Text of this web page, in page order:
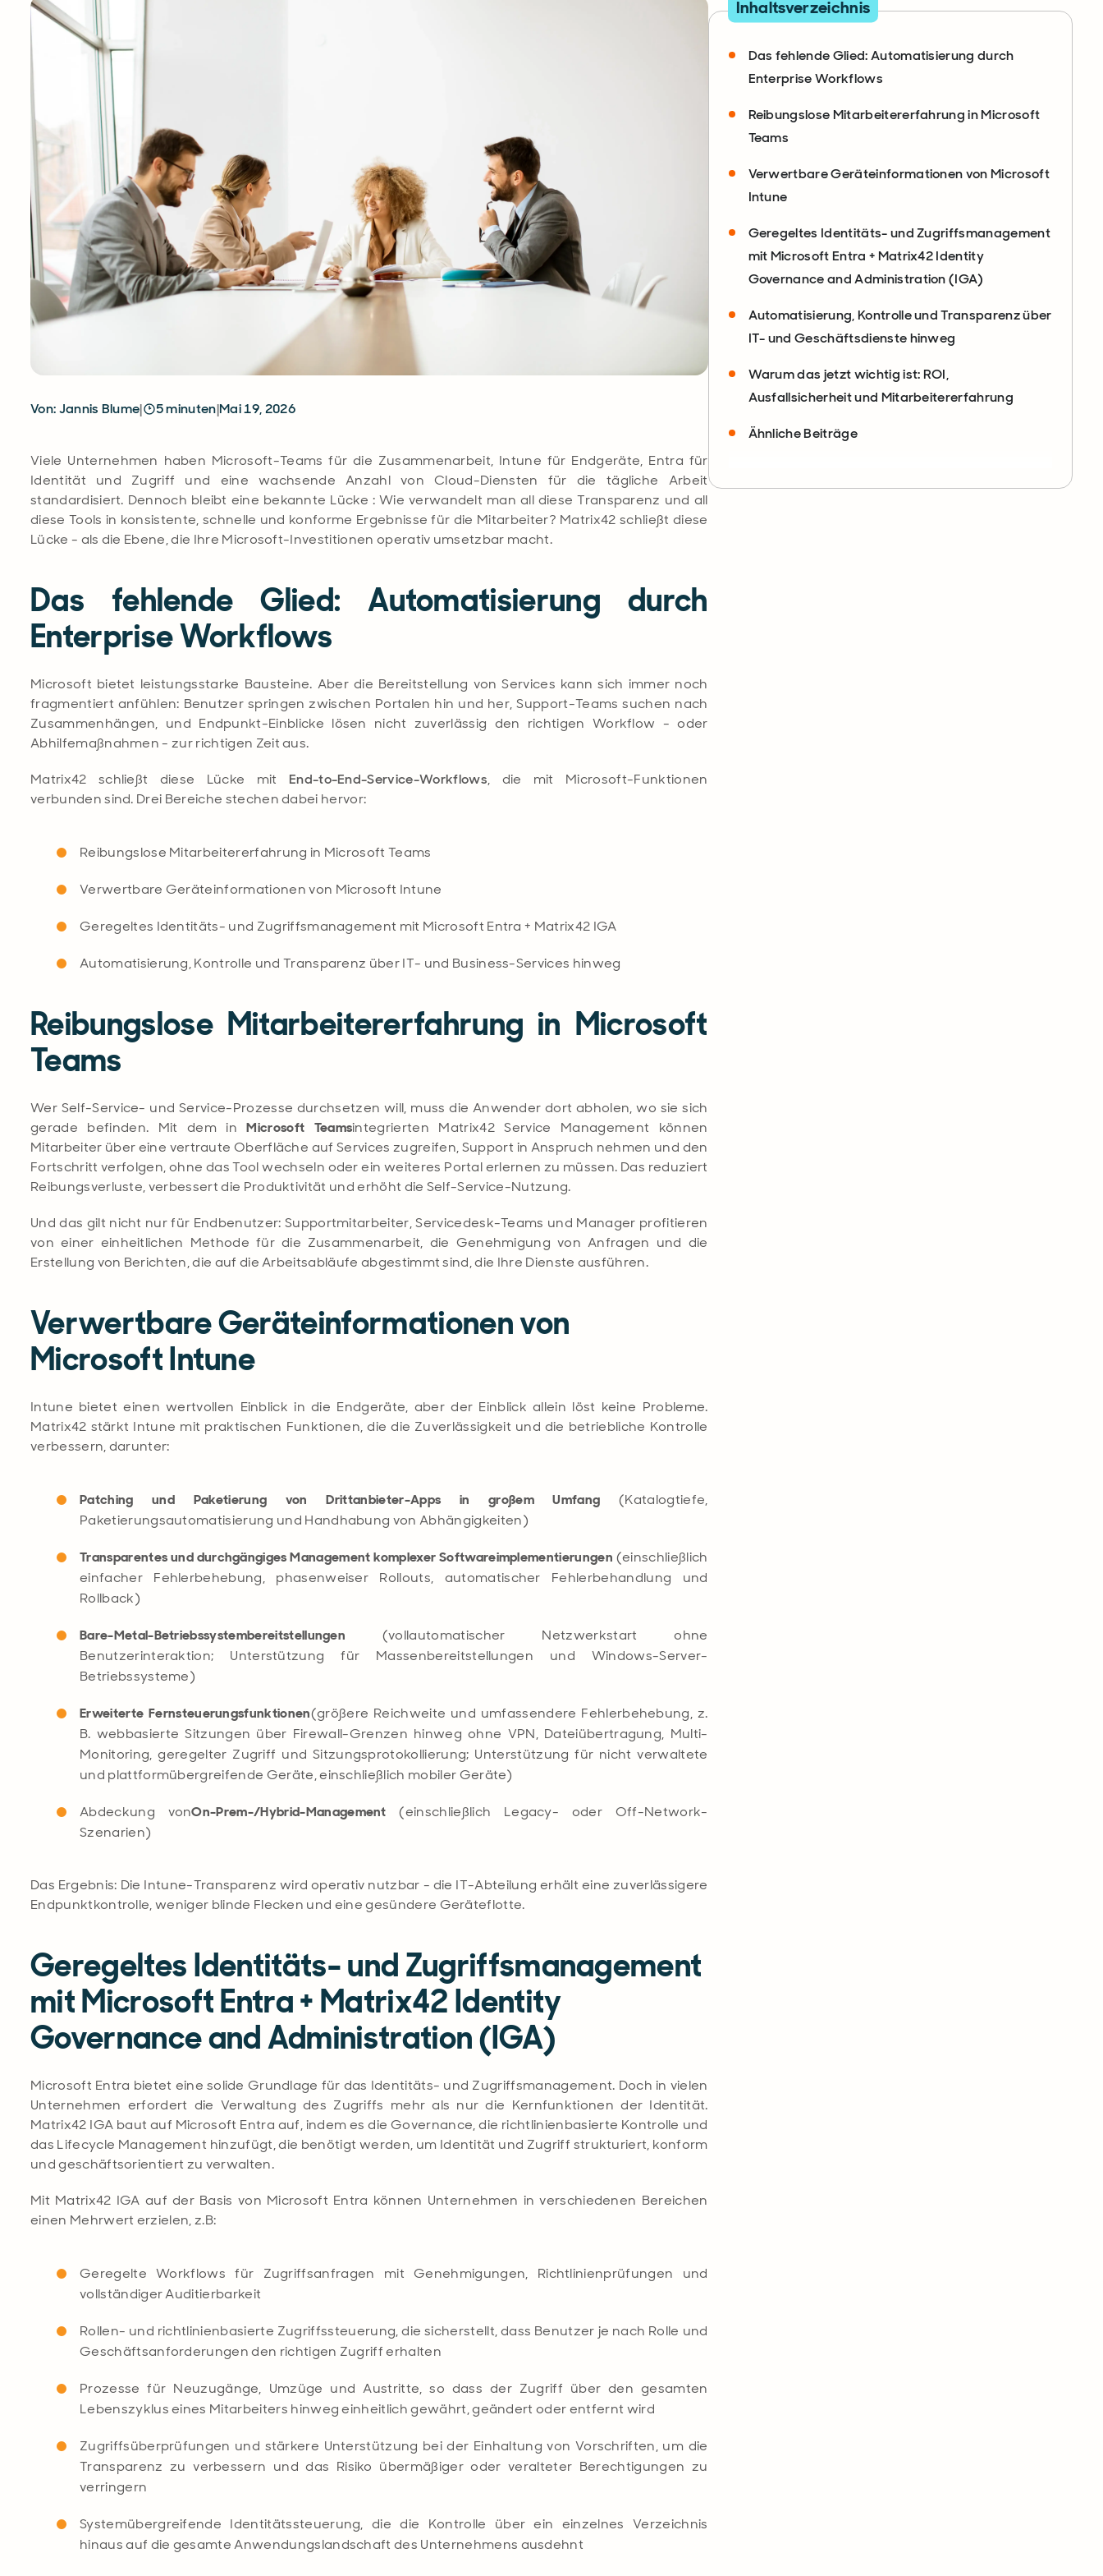
Von: Jannis Blume| 5 minuten|Mai 19, 2026
Viele Unternehmen haben Microsoft-Teams für die Zusammenarbeit, Intune für Endgeräte, Entra für
Identität und Zugriff und eine wachsende Anzahl von Cloud-Diensten für die tägliche Arbeit
standardisiert. Dennoch bleibt eine bekannte Lücke : Wie verwandelt man all diese Transparenz und all
diese Tools in konsistente, schnelle und konforme Ergebnisse für die Mitarbeiter? Matrix42 schließt diese
Lücke - als die Ebene, die Ihre Microsoft-Investitionen operativ umsetzbar macht.
Das fehlende Glied: Automatisierung durch
Enterprise Workflows
Microsoft bietet leistungsstarke Bausteine. Aber die Bereitstellung von Services kann sich immer noch
fragmentiert anfühlen: Benutzer springen zwischen Portalen hin und her, Support-Teams suchen nach
Zusammenhängen, und Endpunkt-Einblicke lösen nicht zuverlässig den richtigen Workflow - oder
Abhilfemaßnahmen - zur richtigen Zeit aus.
Matrix42 schließt diese Lücke mit End-to-End-Service-Workflows, die mit Microsoft-Funktionen
verbunden sind. Drei Bereiche stechen dabei hervor:
Reibungslose Mitarbeitererfahrung in Microsoft Teams
Verwertbare Geräteinformationen von Microsoft Intune
Geregeltes Identitäts- und Zugriffsmanagement mit Microsoft Entra + Matrix42 IGA
Automatisierung, Kontrolle und Transparenz über IT- und Business-Services hinweg
Reibungslose Mitarbeitererfahrung in Microsoft
Teams
Wer Self-Service- und Service-Prozesse durchsetzen will, muss die Anwender dort abholen, wo sie sich
gerade befinden. Mit dem inMicrosoft Teamsintegrierten Matrix42 Service Management können
Mitarbeiter über eine vertraute Oberfläche auf Services zugreifen, Support in Anspruch nehmen und den
Fortschritt verfolgen, ohne das Tool wechseln oder ein weiteres Portal erlernen zu müssen. Das reduziert
Reibungsverluste, verbessert die Produktivität und erhöht die Self-Service-Nutzung.
Und das gilt nicht nur für Endbenutzer: Supportmitarbeiter, Servicedesk-Teams und Manager profitieren
von einer einheitlichen Methode für die Zusammenarbeit, die Genehmigung von Anfragen und die
Erstellung von Berichten, die auf die Arbeitsabläufe abgestimmt sind, die Ihre Dienste ausführen.
Verwertbare Geräteinformationen von
Microsoft Intune
Intune bietet einen wertvollen Einblick in die Endgeräte, aber der Einblick allein löst keine Probleme.
Matrix42 stärkt Intune mit praktischen Funktionen, die die Zuverlässigkeit und die betriebliche Kontrolle
verbessern, darunter:
Patching und Paketierung von Drittanbieter-Apps in großem Umfang (Katalogtiefe,
Paketierungsautomatisierung und Handhabung von Abhängigkeiten)
Transparentes und durchgängiges Management komplexer Softwareimplementierungen (einschließlich
einfacher Fehlerbehebung, phasenweiser Rollouts, automatischer Fehlerbehandlung und
Rollback)
Bare-Metal-Betriebssystembereitstellungen (vollautomatischer Netzwerkstart ohne
Benutzerinteraktion; Unterstützung für Massenbereitstellungen und Windows-Server-
Betriebssysteme)
Erweiterte Fernsteuerungsfunktionen(größere Reichweite und umfassendere Fehlerbehebung, z.
B. webbasierte Sitzungen über Firewall-Grenzen hinweg ohne VPN, Dateiübertragung, Multi-
Monitoring, geregelter Zugriff und Sitzungsprotokollierung; Unterstützung für nicht verwaltete
und plattformübergreifende Geräte, einschließlich mobiler Geräte)
Abdeckung vonOn-Prem-/Hybrid-Management(einschließlich Legacy- oder Off-Network-
Szenarien)
Das Ergebnis: Die Intune-Transparenz wird operativ nutzbar - die IT-Abteilung erhält eine zuverlässigere
Endpunktkontrolle, weniger blinde Flecken und eine gesündere Geräteflotte.
Geregeltes Identitäts- und Zugriffsmanagement
mit Microsoft Entra + Matrix42 Identity
Governance and Administration (IGA)
Microsoft Entra bietet eine solide Grundlage für das Identitäts- und Zugriffsmanagement. Doch in vielen
Unternehmen erfordert die Verwaltung des Zugriffs mehr als nur die Kernfunktionen der Identität.
Matrix42 IGA baut auf Microsoft Entra auf, indem es die Governance, die richtlinienbasierte Kontrolle und
das Lifecycle Management hinzufügt, die benötigt werden, um Identität und Zugriff strukturiert, konform
und geschäftsorientiert zu verwalten.
Mit Matrix42 IGA auf der Basis von Microsoft Entra können Unternehmen in verschiedenen Bereichen
einen Mehrwert erzielen, z.B:
Geregelte Workflows für Zugriffsanfragen mit Genehmigungen, Richtlinienprüfungen und
vollständiger Auditierbarkeit
Rollen- und richtlinienbasierte Zugriffssteuerung, die sicherstellt, dass Benutzer je nach Rolle und
Geschäftsanforderungen den richtigen Zugriff erhalten
Prozesse für Neuzugänge, Umzüge und Austritte, so dass der Zugriff über den gesamten
Lebenszyklus eines Mitarbeiters hinweg einheitlich gewährt, geändert oder entfernt wird
Zugriffsüberprüfungen und stärkere Unterstützung bei der Einhaltung von Vorschriften, um die
Transparenz zu verbessern und das Risiko übermäßiger oder veralteter Berechtigungen zu
verringern
Systemübergreifende Identitätssteuerung, die die Kontrolle über ein einzelnes Verzeichnis
hinaus auf die gesamte Anwendungslandschaft des Unternehmens ausdehnt
Inhaltsverzeichnis
Das fehlende Glied: Automatisierung durch
Enterprise Workflows
Reibungslose Mitarbeitererfahrung in Microsoft
Teams
Verwertbare Geräteinformationen von Microsoft
Intune
Geregeltes Identitäts- und Zugriffsmanagement
mit Microsoft Entra + Matrix42 Identity
Governance and Administration (IGA)
Automatisierung, Kontrolle und Transparenz über
IT- und Geschäftsdienste hinweg
Warum das jetzt wichtig ist: ROI,
Ausfallsicherheit und Mitarbeitererfahrung
Ähnliche Beiträge